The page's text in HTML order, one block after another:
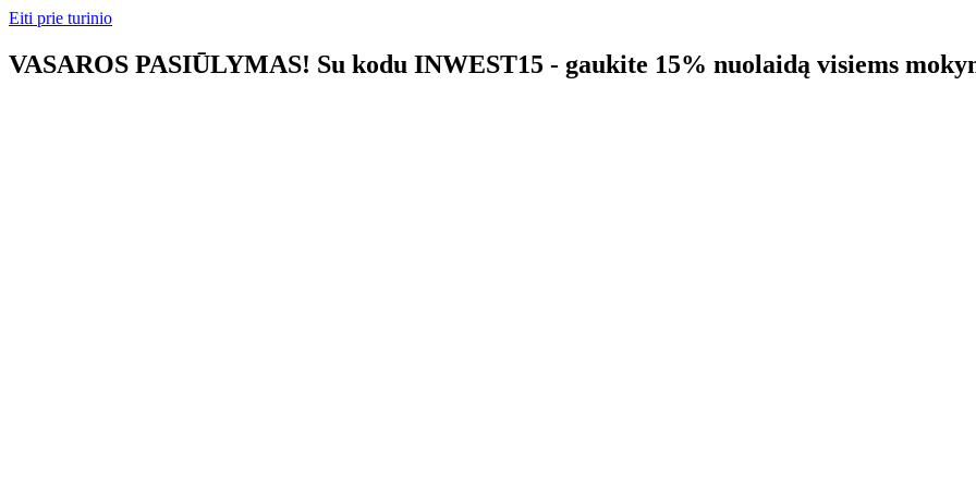
Eiti prie turinio
VASAROS PASIŪLYMAS! Su kodu INWEST15 - gaukite 15% nuolaidą visiems